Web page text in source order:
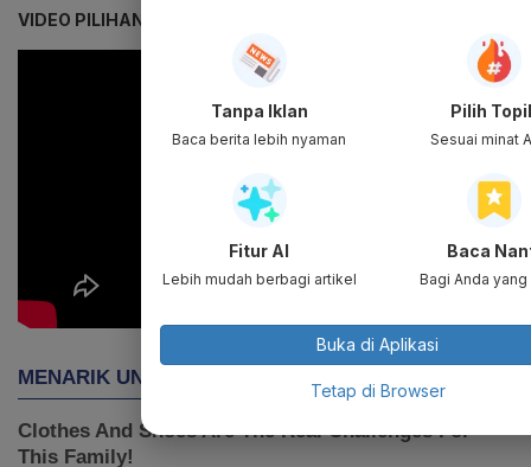
VIDEO PILIHAN
Tanpa Iklan
Baca berita lebih nyaman
Pilih
Sesuai minat
Fitur AI
Lebih mudah berbagi artikel
Baca
Bagi Anda
Buka di Aplikasi
Tetap di Browser